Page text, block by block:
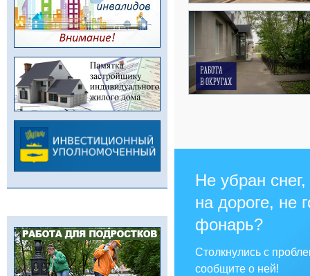
Не убран
на дороге, не
фонарь?
Столкнулись с
сообщите о ней!